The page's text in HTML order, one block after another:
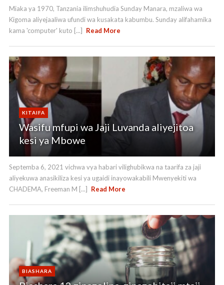
Miaka ya 1970, Tanzania ilimshuhudia Sunday Manara, mzaliwa wa
Kigoma aliyejaaliwa ufundi wa kusakata kabumbu. Sunday alifahamika
kama 'computer' kuto [...]
Read More
KITAIFA
Wasifu mfupi wa Jaji Luvanda aliyejitoa
kesi ya Mbowe
Septemba 6, 2021 vichwa vya habari vilighubikwa na taarifa za jaji
aliyekuwa anasikiliza kesi ya ugaidi inayowakabili Mwenyekiti wa
CHADEMA, Freeman M [...]
Read More
BIASHARA